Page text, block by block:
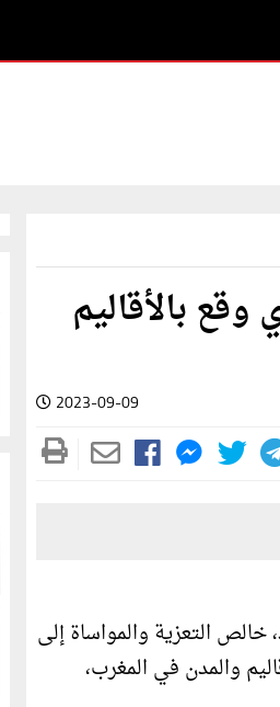
بالأقاليم
2023-09-09
التعزية والمواساة إلى
والمدن في المغرب،